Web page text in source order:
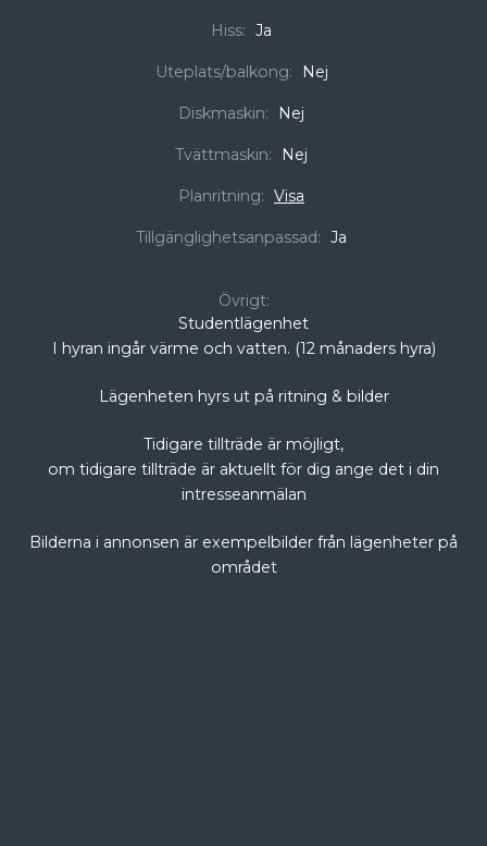
Hiss: Ja
Uteplats/balkong: Nej
Diskmaskin: Nej
Tvättmaskin: Nej
Planritning: Visa
Tillgänglighetsanpassad: Ja
Övrigt:
Studentlägenhet
I hyran ingår värme och vatten. (12 månaders hyra)
Lägenheten hyrs ut på ritning & bilder
Tidigare tillträde är möjligt,
om tidigare tillträde är aktuellt för dig ange det i din
intresseanmälan
Bilderna i annonsen är exempelbilder från lägenheter på
området